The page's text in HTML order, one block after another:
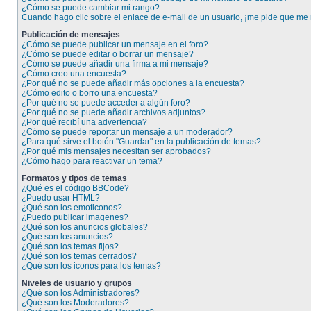
¿Cómo se puede cambiar mi rango?
Cuando hago clic sobre el enlace de e-mail de un usuario, ¡me pide que me
Publicación de mensajes
¿Cómo se puede publicar un mensaje en el foro?
¿Cómo se puede editar o borrar un mensaje?
¿Cómo se puede añadir una firma a mi mensaje?
¿Cómo creo una encuesta?
¿Por qué no se puede añadir más opciones a la encuesta?
¿Cómo edito o borro una encuesta?
¿Por qué no se puede acceder a algún foro?
¿Por qué no se puede añadir archivos adjuntos?
¿Por qué recibí una advertencia?
¿Cómo se puede reportar un mensaje a un moderador?
¿Para qué sirve el botón "Guardar" en la publicación de temas?
¿Por qué mis mensajes necesitan ser aprobados?
¿Cómo hago para reactivar un tema?
Formatos y tipos de temas
¿Qué es el código BBCode?
¿Puedo usar HTML?
¿Qué son los emoticonos?
¿Puedo publicar imagenes?
¿Qué son los anuncios globales?
¿Qué son los anuncios?
¿Qué son los temas fijos?
¿Qué son los temas cerrados?
¿Qué son los iconos para los temas?
Niveles de usuario y grupos
¿Qué son los Administradores?
¿Qué son los Moderadores?